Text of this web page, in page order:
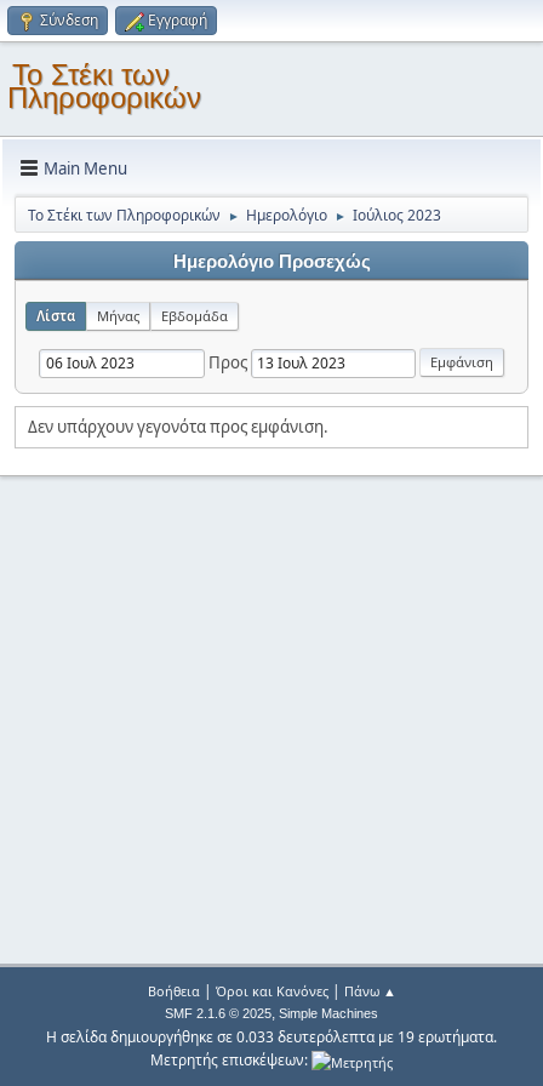
Σύνδεση Εγγραφή
Το Στέκι των
Πληροφορικών
Main Menu
Το Στέκι των Πληροφορικών ► Ημερολόγιο ► Ιούλιος 2023
Ημερολόγιο Προσεχώς
Λίστα Μήνας Εβδομάδα
Προς
Δεν υπάρχουν γεγονότα προς εμφάνιση.
Βοήθεια| Όροι και Κανόνες| Πάνω ▲
SMF 2.1.6 © 2025, Simple Machines
Η σελίδα δημιουργήθηκε σε 0.033 δευτερόλεπτα με 19 ερωτήματα.
Μετρητής επισκέψεων: